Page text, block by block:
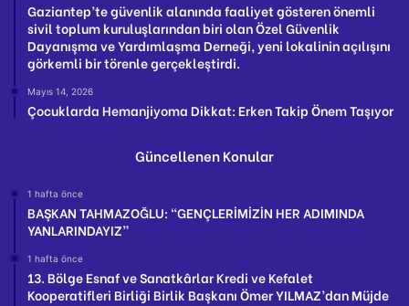
Gaziantep’te güvenlik alanında faaliyet gösteren önemli
sivil toplum kuruluşlarından biri olan Özel Güvenlik
Dayanışma ve Yardımlaşma Derneği, yeni lokalinin açılışını
görkemli bir törenle gerçekleştirdi.
Mayıs 14, 2026
Çocuklarda Hemanjiyoma Dikkat: Erken Takip Önem Taşıyor
Güncellenen Konular
1 hafta önce
BAŞKAN TAHMAZOĞLU: “GENÇLERİMİZİN HER ADIMINDA
YANLARINDAYIZ”
1 hafta önce
13. Bölge Esnaf ve Sanatkârlar Kredi ve Kefalet
Kooperatifleri Birliği Birlik Başkanı Ömer YILMAZ’dan Müjde